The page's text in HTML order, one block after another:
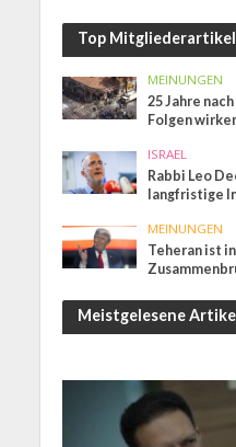
Top Mitgliederartikel
MEINUNGEN
25 Jahre
Folgen
ISRAEL
Rabbi Leo
langfristige
MEINUNGEN
Teheran ist
Meistgelesene Artikel